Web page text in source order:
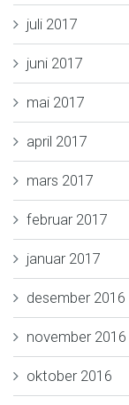
juli 2017
juni 2017
mai 2017
april 2017
mars 2017
februar 2017
januar 2017
desember 2016
november 2016
oktober 2016